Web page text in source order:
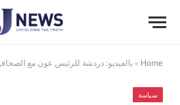
Home
» بالفيديو: دردشة للرئيس عون مع
سياسة